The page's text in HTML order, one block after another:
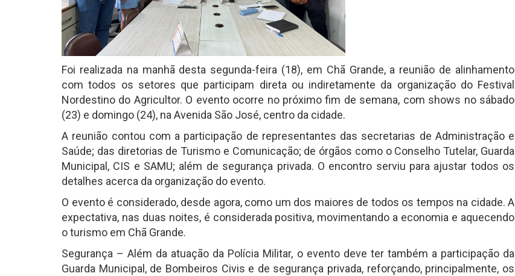
Foi realizada na manhã desta segunda-feira (18), em Chã Grande, a reunião de alinhamento
com todos os setores que participam direta ou indiretamente da organização do Festival
Nordestino do Agricultor. O evento ocorre no próximo fim de semana, com shows no sábado
(23) e domingo (24), na Avenida São José, centro da cidade.
A reunião contou com a participação de representantes das secretarias de Administração e
Saúde; das diretorias de Turismo e Comunicação; de órgãos como o Conselho Tutelar, Guarda
Municipal, CIS e SAMU; além de segurança privada. O encontro serviu para ajustar todos os
detalhes acerca da organização do evento.
O evento é considerado, desde agora, como um dos maiores de todos os tempos na cidade. A
expectativa, nas duas noites, é considerada positiva, movimentando a economia e aquecendo
o turismo em Chã Grande.
Segurança – Além da atuação da Polícia Militar, o evento deve ter também a participação da
Guarda Municipal, de Bombeiros Civis e de segurança privada, reforçando, principalmente, os